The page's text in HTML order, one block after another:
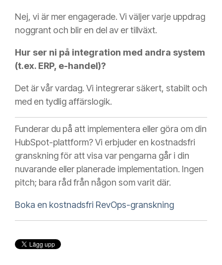
Nej, vi är mer engagerade. Vi väljer varje uppdrag
noggrant och blir en del av er tillväxt.
Hur ser ni på integration med andra system
(t.ex. ERP, e-handel)?
Det är vår vardag. Vi integrerar säkert, stabilt och
med en tydlig affärslogik.
Funderar du på att implementera eller göra om din
HubSpot-plattform? Vi erbjuder en kostnadsfri
granskning för att visa var pengarna går i din
nuvarande eller planerade implementation. Ingen
pitch; bara råd från någon som varit där.
Boka en kostnadsfri RevOps-granskning